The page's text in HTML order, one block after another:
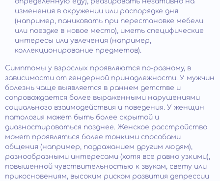
изменения в окружении или распорядке дня
(например, паниковать при перестановке мебели
или поездке в новое место), иметь специфические
интересы или увлечения (например,
коллекционирование предметов).
Симптомы у взрослых проявляются по-разному, в
зависимости от гендерной принадлежности. У мужчин
болезнь чаще выявляется в раннем детстве и
сопровождается более выраженными нарушениями
социального взаимодействия и поведения. У женщин
патология может быть более скрытой и
диагностироваться позднее. Женское расстройство
может проявляться более тонкими способами
общения (например, подражанием другим людям),
разнообразными интересами (хотя все равно узкими),
повышенной чувствительностью к звукам, свету или
прикосновениям, высоким риском развития депрессии